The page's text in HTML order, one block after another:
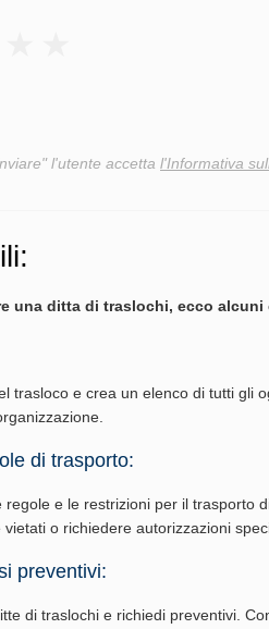
l'utente accetta l'Informativa
una ditta di traslochi, ecco
trasloco e crea un elenco di tutti gli
di trasporto:
regole e le restrizioni per il trasporto
o richiedere autorizzazioni
preventivi:
di traslochi e richiedi preventivi.